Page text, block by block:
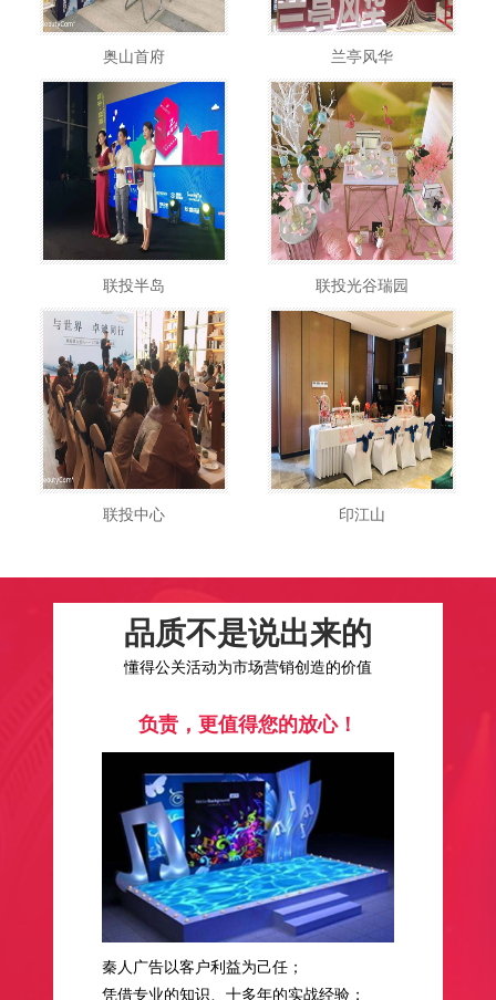
奥山首府 兰亭风华
联投半岛 联投光谷瑞园
联投中心 印江山
品质不是说出来的
懂得公关活动为市场营销创造的价值
负责，更值得您的放心！
秦人广告以客户利益为己任；
凭借专业的知识、十多年的实战经验；